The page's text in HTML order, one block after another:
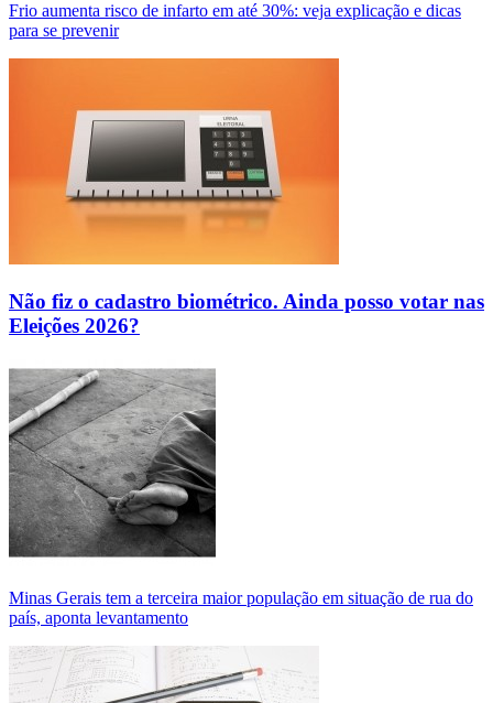
Frio aumenta risco de infarto em até 30%: veja explicação e dicas
para se prevenir
Não fiz o cadastro biométrico. Ainda posso votar nas
Eleições 2026?
Minas Gerais tem a terceira maior população em situação de rua do
país, aponta levantamento